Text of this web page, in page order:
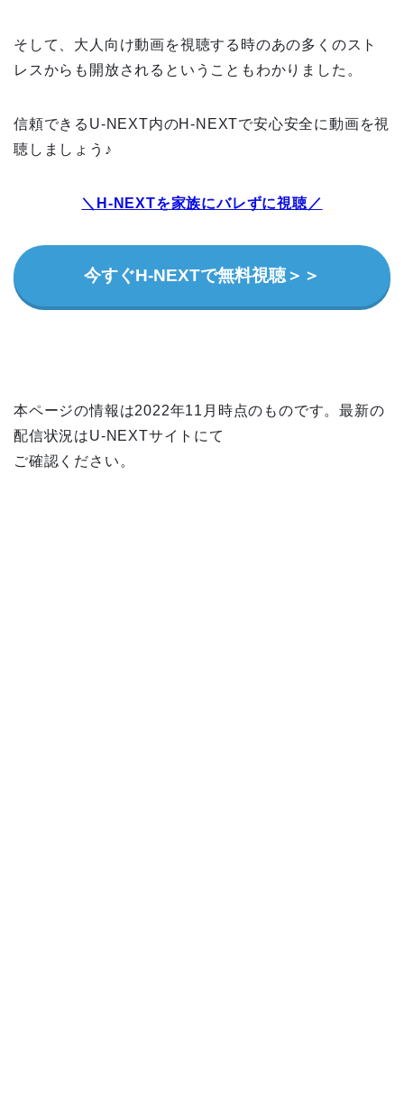
そして、大人向け動画を視聴する時のあの多くのスト
レスからも開放されるということもわかりました。
信頼できるU-NEXT内のH-NEXTで安心安全に動画を視
聴しましょう♪
＼H-NEXTを家族にバレずに視聴／
今すぐH-NEXTで無料視聴＞＞
本ページの情報は2022年11月時点のものです。最新の
配信状況はU-NEXTサイトにて
ご確認ください。